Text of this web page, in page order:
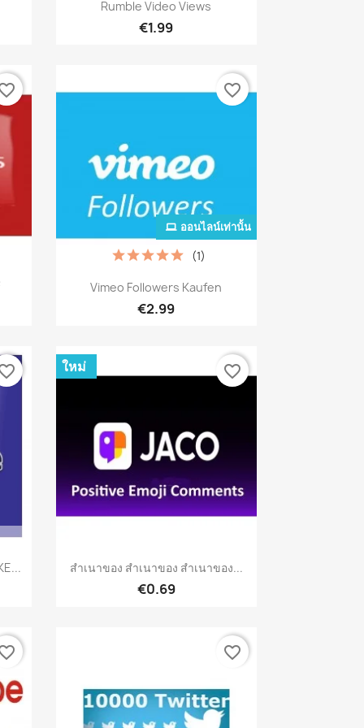
Rumble Video Views
€1.99
เปิดหน้าต่างย่อ
Vimeo Followers Kaufen
€2.99
(1)
ออนไลน์เท่านั้น
favorite_border
 เปิดหน้าต่างย่อ
สำเนาของ สำเนาของ สำเนาของ...
€0.69
ใหม่ favorite_border
favorite_border